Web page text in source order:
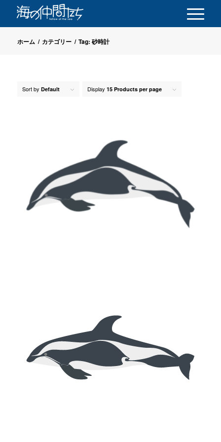
ホーム / カテゴリー / Tag: 砂時計
Sort by Default Display 15 Products per page